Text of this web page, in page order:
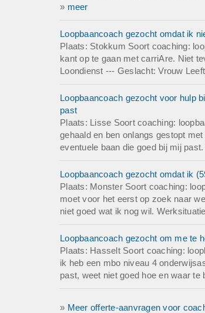
» meer
Loopbaancoach gezocht omdat ik
Plaats: Stokkum Soort coaching:
kant op te gaan met carriAre. Niet
Loondienst --- Geslacht: Vrouw
Loopbaancoach gezocht voor hulp
past
Plaats: Lisse Soort coaching:
gehaald en ben onlangs gestopt
eventuele baan die goed bij mij
Loopbaancoach gezocht omdat ik
Plaats: Monster Soort coaching:
moet voor het eerst op zoek naar
niet goed wat ik nog wil.
Loopbaancoach gezocht om me te
Plaats: Hasselt Soort coaching:
ik heb een mbo niveau 4
past, weet niet goed hoe en waar
» Meer offerte-aanvragen voor